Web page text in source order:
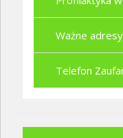
Ważne adresy
Telefon